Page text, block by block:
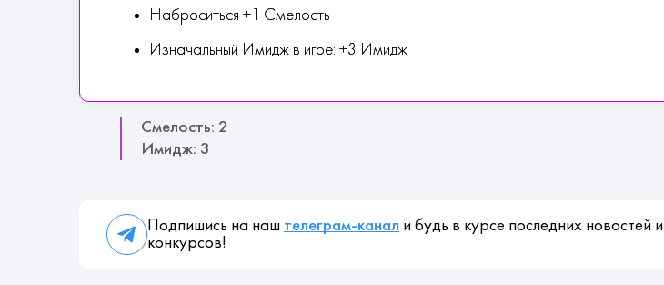
Наброситься +1 Смелость
Изначальный Имидж в игре: +3 Имидж
Смелость: 2
Имидж: 3
Подпишись на наш телеграм-канал и будь в курсе последних новостей и
конкурсов!